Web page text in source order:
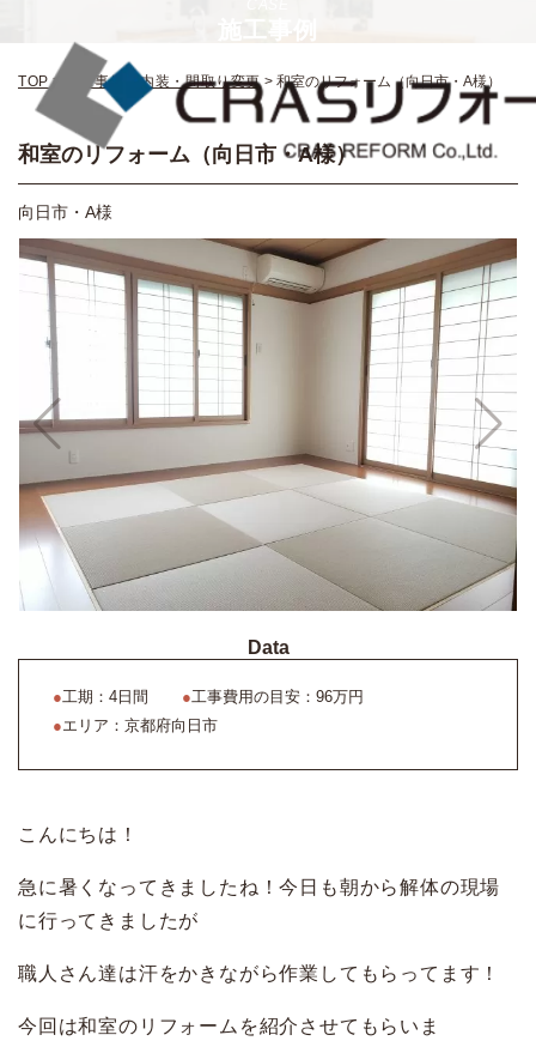
施工事例
TOP> 施工事例 >内装・間取り変更>和室のリフォーム（向日市・A様）
和室のリフォーム（向日市・A様）
向日市・A様
Data
●工期：4日間 ●工事費用の目安：96万円
●エリア：京都府向日市
こんにちは！
急に暑くなってきましたね！今日も朝から解体の現場
に行ってきましたが
職人さん達は汗をかきながら作業してもらってます！
今回は和室のリフォームを紹介させてもらいま